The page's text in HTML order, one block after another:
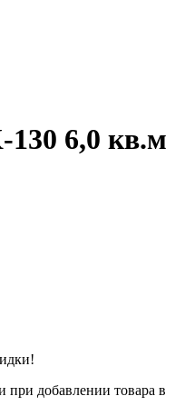
6,0 кв.м
при добавлении товара в